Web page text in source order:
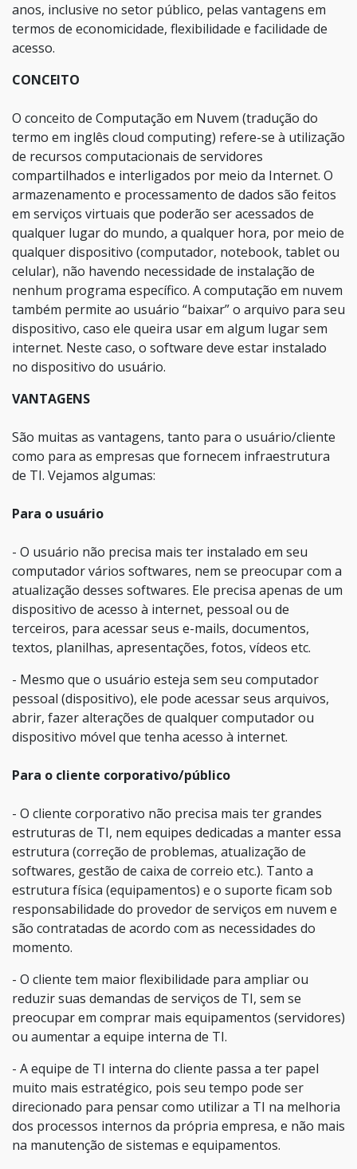
anos, inclusive no setor público, pelas vantagens em
termos de economicidade, flexibilidade e facilidade de
acesso.
CONCEITO
O conceito de Computação em Nuvem (tradução do
termo em inglês cloud computing) refere-se à utilização
de recursos computacionais de servidores
compartilhados e interligados por meio da Internet. O
armazenamento e processamento de dados são feitos
em serviços virtuais que poderão ser acessados de
qualquer lugar do mundo, a qualquer hora, por meio de
qualquer dispositivo (computador, notebook, tablet ou
celular), não havendo necessidade de instalação de
nenhum programa específico. A computação em nuvem
também permite ao usuário “baixar” o arquivo para seu
dispositivo, caso ele queira usar em algum lugar sem
internet. Neste caso, o software deve estar instalado
no dispositivo do usuário.
VANTAGENS
São muitas as vantagens, tanto para o usuário/cliente
como para as empresas que fornecem infraestrutura
de TI. Vejamos algumas:
Para o usuário
- O usuário não precisa mais ter instalado em seu
computador vários softwares, nem se preocupar com a
atualização desses softwares. Ele precisa apenas de um
dispositivo de acesso à internet, pessoal ou de
terceiros, para acessar seus e-mails, documentos,
textos, planilhas, apresentações, fotos, vídeos etc.
- Mesmo que o usuário esteja sem seu computador
pessoal (dispositivo), ele pode acessar seus arquivos,
abrir, fazer alterações de qualquer computador ou
dispositivo móvel que tenha acesso à internet.
Para o cliente corporativo/público
- O cliente corporativo não precisa mais ter grandes
estruturas de TI, nem equipes dedicadas a manter essa
estrutura (correção de problemas, atualização de
softwares, gestão de caixa de correio etc.). Tanto a
estrutura física (equipamentos) e o suporte ficam sob
responsabilidade do provedor de serviços em nuvem e
são contratadas de acordo com as necessidades do
momento.
- O cliente tem maior flexibilidade para ampliar ou
reduzir suas demandas de serviços de TI, sem se
preocupar em comprar mais equipamentos (servidores)
ou aumentar a equipe interna de TI.
- A equipe de TI interna do cliente passa a ter papel
muito mais estratégico, pois seu tempo pode ser
direcionado para pensar como utilizar a TI na melhoria
dos processos internos da própria empresa, e não mais
na manutenção de sistemas e equipamentos.